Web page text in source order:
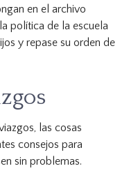
en el archivo
política de la escuela
y repase su orden de
las cosas
consejos para
sin problemas.